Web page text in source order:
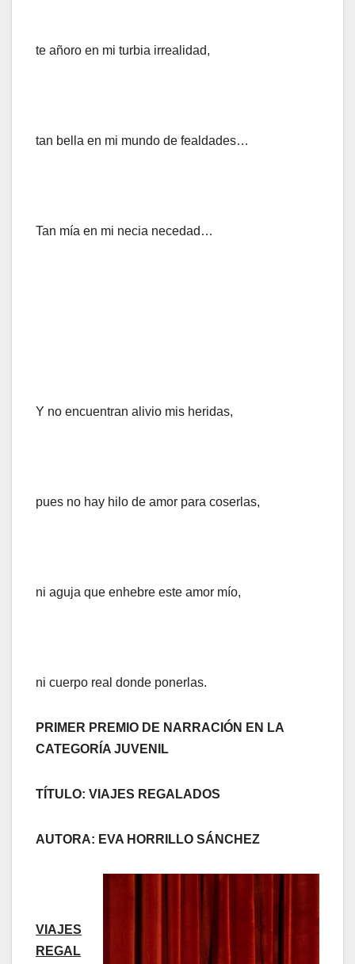
te añoro en mi turbia irrealidad,
tan bella en mi mundo de fealdades…
Tan mía en mi necia necedad…
Y no encuentran alivio mis heridas,
pues no hay hilo de amor para coserlas,
ni aguja que enhebre este amor mío,
ni cuerpo real donde ponerlas.
PRIMER PREMIO DE NARRACIÓN EN LA
CATEGORÍA JUVENIL
TÍTULO: VIAJES REGALADOS
AUTORA: EVA HORRILLO SÁNCHEZ
VIAJES
REGAL